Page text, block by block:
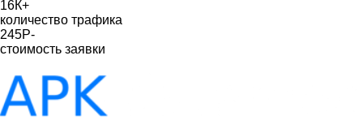
16К+
количество трафика
245Р-
стоимость заявки